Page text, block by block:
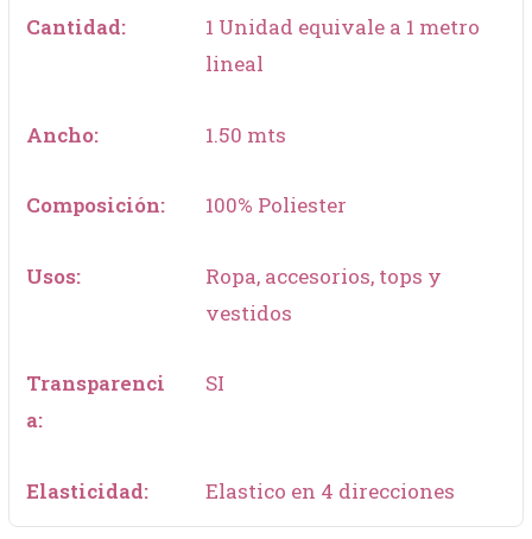
Cantidad:
1 Unidad equivale a 1 metro
lineal
Ancho: 1.50 mts
Composición: 100% Poliester
Usos:
Ropa, accesorios, tops y
vestidos
Transparenci
a:
SI
Elasticidad: Elastico en 4 direcciones